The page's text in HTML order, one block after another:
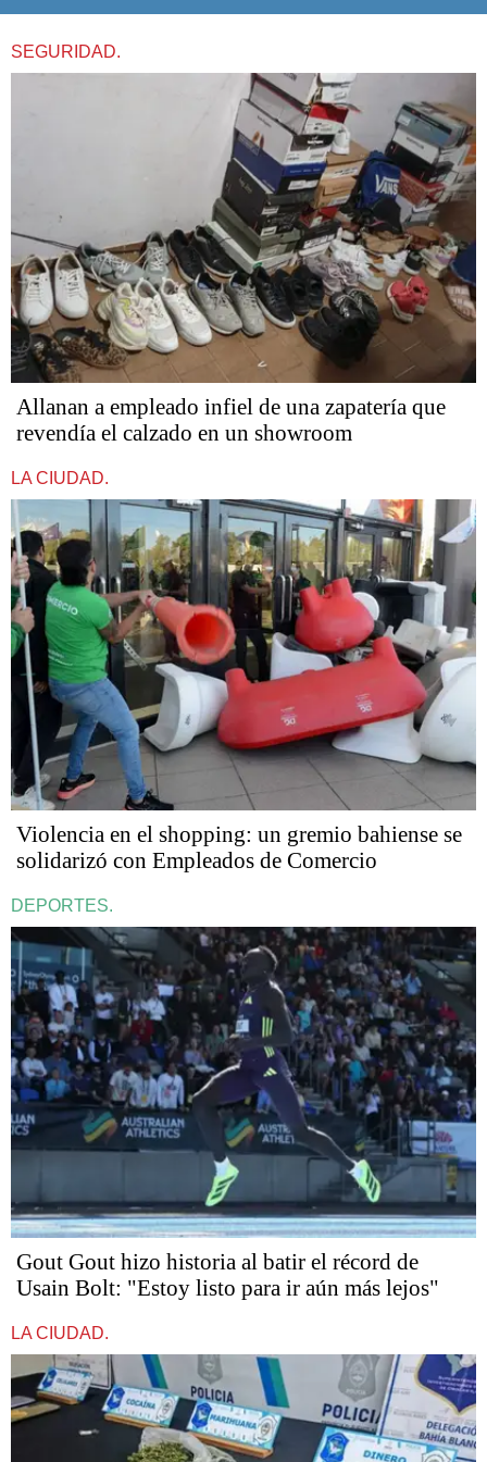
SEGURIDAD.
Allanan a empleado infiel de una zapatería que
revendía el calzado en un showroom
LA CIUDAD.
Violencia en el shopping: un gremio bahiense se
solidarizó con Empleados de Comercio
DEPORTES.
Gout Gout hizo historia al batir el récord de
Usain Bolt: "Estoy listo para ir aún más lejos"
LA CIUDAD.